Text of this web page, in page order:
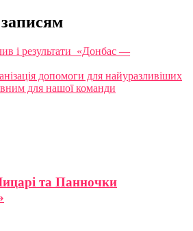
і результати «Донбас —
допомоги для найуразливіших
для нашої команди
та Панночки